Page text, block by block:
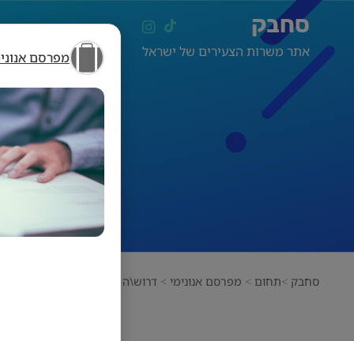
מפרסם
סחבק
אתר משרות הצעירים של ישראל
סחבק תחום מפרסם אנונימי דרוש\ה מנהל\ת משרד